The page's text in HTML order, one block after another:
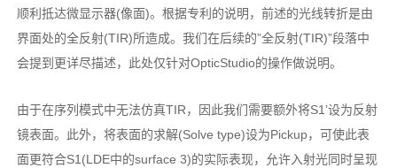
顺利抵达微显示器(像面)。根据专利的说明，前述的光线转折是由
界面处的全反射(TIR)所造成。我们在后续的”全反射(TIR)”段落中
会提到更详尽描述，此处仅针对OpticStudio的操作做说明。
由于在序列模式中无法仿真TIR，因此我们需要额外将S1’设为反射
镜表面。此外，将表面的求解(Solve type)设为Pickup，可使此表
面更符合S1(LDE中的surface 3)的实际表现，允许入射光同时呈现